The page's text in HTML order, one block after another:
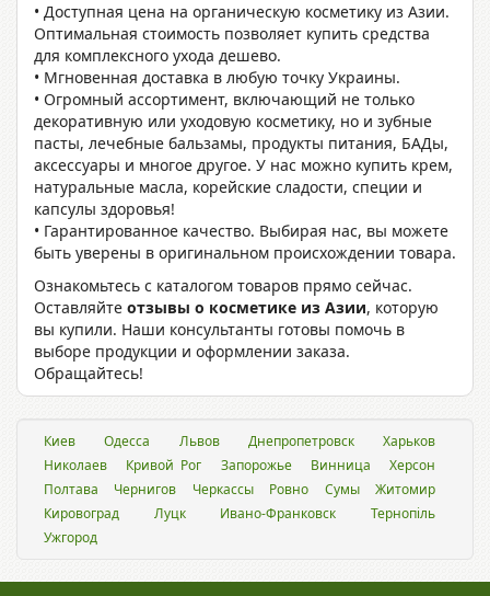
• Доступная цена на органическую косметику из Азии.
Оптимальная стоимость позволяет купить средства
для комплексного ухода дешево.
• Мгновенная доставка в любую точку Украины.
• Огромный ассортимент, включающий не только
декоративную или уходовую косметику, но и зубные
пасты, лечебные бальзамы, продукты питания, БАДы,
аксессуары и многое другое. У нас можно купить крем,
натуральные масла, корейские сладости, специи и
капсулы здоровья!
• Гарантированное качество. Выбирая нас, вы можете
быть уверены в оригинальном происхождении товара.
Ознакомьтесь с каталогом товаров прямо сейчас.
Оставляйте отзывы о косметике из Азии, которую
вы купили. Наши консультанты готовы помочь в
выборе продукции и оформлении заказа.
Обращайтесь!
Киев Одесса Львов Днепропетровск
Харьков
Николаев
Кривой Рог Запорожье Винница
Херсон
Полтава
Чернигов Черкассы Ровно Сумы
Житомир
Кировоград
Луцк Ивано-Франковск
Тернопіль
Ужгород